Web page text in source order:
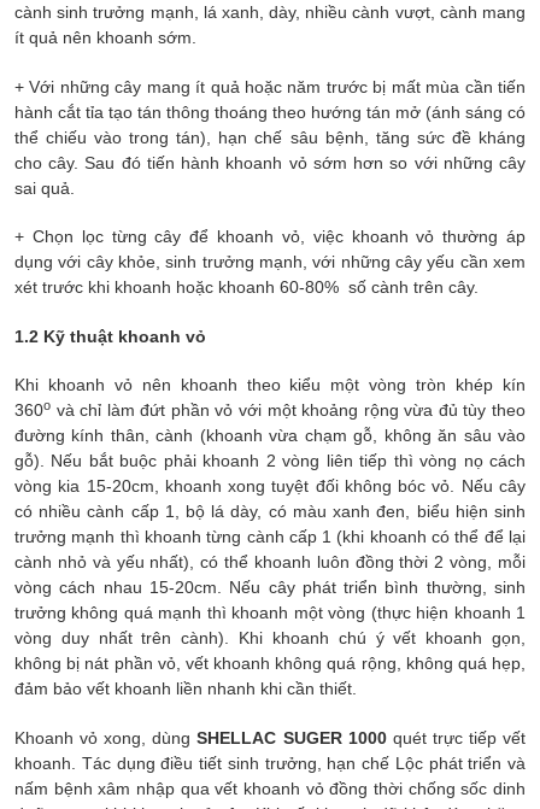
cành sinh trưởng mạnh, lá xanh, dày, nhiều cành vượt, cành mang
ít quả nên khoanh sớm.
+ Với những cây mang ít quả hoặc năm trước bị mất mùa cần tiến
hành cắt tỉa tạo tán thông thoáng theo hướng tán mở (ánh sáng có
thể chiếu vào trong tán), hạn chế sâu bệnh, tăng sức đề kháng
cho cây. Sau đó tiến hành khoanh vỏ sớm hơn so với những cây
sai quả.
+ Chọn lọc từng cây để khoanh vỏ, việc khoanh vỏ thường áp
dụng với cây khỏe, sinh trưởng mạnh, với những cây yếu cần xem
xét trước khi khoanh hoặc khoanh 60-80% số cành trên cây.
1.2 Kỹ thuật khoanh vỏ
Khi khoanh vỏ nên khoanh theo kiểu một vòng tròn khép kín
360o và chỉ làm đứt phần vỏ với một khoảng rộng vừa đủ tùy theo
đường kính thân, cành (khoanh vừa chạm gỗ, không ăn sâu vào
gỗ). Nếu bắt buộc phải khoanh 2 vòng liên tiếp thì vòng nọ cách
vòng kia 15-20cm, khoanh xong tuyệt đối không bóc vỏ. Nếu cây
có nhiều cành cấp 1, bộ lá dày, có màu xanh đen, biểu hiện sinh
trưởng mạnh thì khoanh từng cành cấp 1 (khi khoanh có thể để lại
cành nhỏ và yếu nhất), có thể khoanh luôn đồng thời 2 vòng, mỗi
vòng cách nhau 15-20cm. Nếu cây phát triển bình thường, sinh
trưởng không quá mạnh thì khoanh một vòng (thực hiện khoanh 1
vòng duy nhất trên cành). Khi khoanh chú ý vết khoanh gọn,
không bị nát phần vỏ, vết khoanh không quá rộng, không quá hẹp,
đảm bảo vết khoanh liền nhanh khi cần thiết.
Khoanh vỏ xong, dùngSHELLAC SUGER 1000quét trực tiếp vết
khoanh. Tác dụng điều tiết sinh trưởng, hạn chế Lộc phát triển và
nấm bệnh xâm nhập qua vết khoanh vỏ đồng thời chống sốc dinh